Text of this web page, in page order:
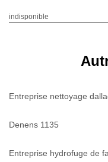
indisponible
Entreprise nettoyage
Denens 1135
Entreprise hydrofuge de